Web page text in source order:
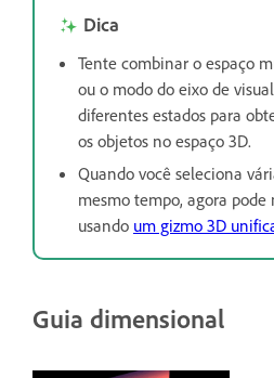
Dica
Tente combinar o espaço
ou o modo do eixo de
diferentes estados para
os objetos no espaço 3D.
Quando você seleciona
mesmo tempo, agora
usando um gizmo 3D
Guia dimensional